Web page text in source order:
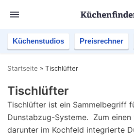
Küchenstudios Preisrechner
Startseite » Tischlüfter
Tischlüfter
Tischlüfter ist ein Sammelbegriff
Dunstabzug-Systeme. Zum einen
darunter im Kochfeld integrierte